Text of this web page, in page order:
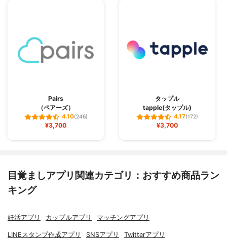
Pairs
（ペアーズ）
4.10(246)
¥3,700
タップル
tapple(タップル)
4.17(172)
¥3,700
目覚ましアプリ関連カテゴリ：おすすめ商品ラン
キング
妊活アプリ カップルアプリ マッチングアプリ
LINEスタンプ作成アプリ SNSアプリ Twitterアプリ